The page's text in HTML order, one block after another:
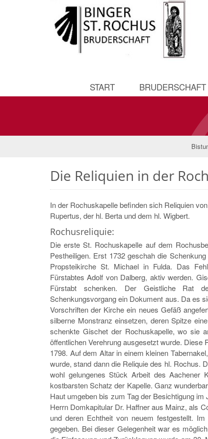
START BRUDERSCHAFT
Die Reliquien in der
In der Rochuskapelle befinden sich Reliquien
Rupertus, der hl. Berta und dem hl. Wigbert.
Rochusreliquie:
Die erste St. Rochuskapelle auf dem
Pestheiligen. Erst 1732 geschah die
Propsteikirche St. Michael in Fulda. Das
Fürstabtes Adolf von Dalberg, aktiv werden.
Fürstabt schenken. Der Geistliche Rat
Schenkungsvorgang ein Dokument aus. Da es
Vorschriften der Kirche ein neues Gefäß
silberne Monstranz einsetzen, deren Spitze
schenkte Gischet der Rochuskapelle, wo sie
öffentlichen Verehrung ausgesetzt wurde.
1798. Auf dem Altar in einem kleinen
wurde, stand dann die Reliquie des hl. Rochus.
wohl gelungenes Stück Arbeit des Aachener
kostbarsten Schatz der Kapelle. Ganz
Haut umgeben bis zum Tag der Besichtigung
Herrn Domkapitular Dr. Haffner aus Mainz, als
und deren Echtheit von neuem festgestellt.
gegeben. Bei dieser Gelegenheit war es